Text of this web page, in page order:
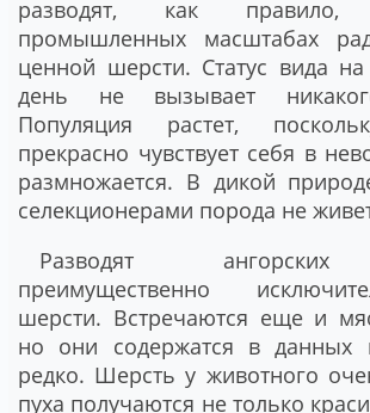
разводят, как
промышленных масштабах
ценной шерсти. Статус вида
день не вызывает
Популяция растет,
прекрасно чувствует себя в
размножается. В дикой
селекционерами порода не
Разводят ангорских
преимущественно
шерсти. Встречаются еще и
но они содержатся в данных
редко. Шерсть у животного
пуха получаются не только